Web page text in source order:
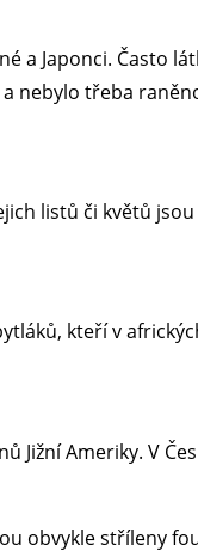
a Japonci. Často
nebylo třeba
listů či květů
kteří v
Ameriky. V
obvykle stříleny